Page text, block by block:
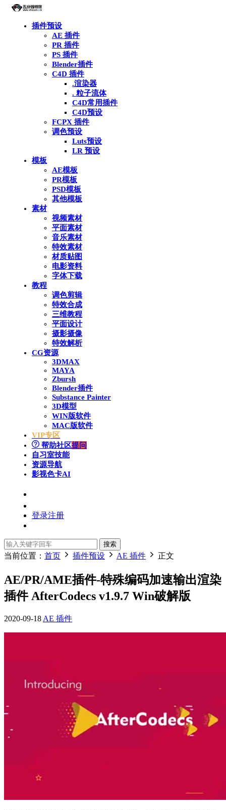
插件预设
AE 插件
PR 插件
PS 插件
Blender插件
C4D 插件
.渲染器
. 粒子流体
C4D常用插件
C4D预设
FCPX 插件
调色预设
Luts预设
LR 预设
模板
AE模板
PR模板
PSD模板
其他模板
素材
视频素材
平面素材
音乐素材
特效素材
材质贴图
电影资料
字体下载
教程
调色剪辑
特效合成
三维教程
平面设计
摄影摄像
特效解析
CG资源
3DMAX
MAYA
Zbursh
Blender插件
Substance Painter
3D模型
WIN版软件
MAC版软件
VIP专区
帮助社区提问
自习室技能
资源导航
影视色卡AI
登录注册
搜索
当前位置： 首页 插件预设 AE 插件 正文
AE/PR/AME插件-特殊编码加速输出渲染
插件 AfterCodecs v1.9.7 Win破解版
2020-09-18AE 插件